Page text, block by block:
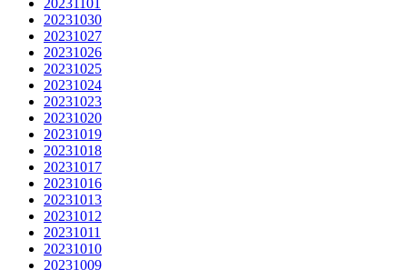
20231030
20231027
20231026
20231025
20231024
20231023
20231020
20231019
20231018
20231017
20231016
20231013
20231012
20231011
20231010
20231009